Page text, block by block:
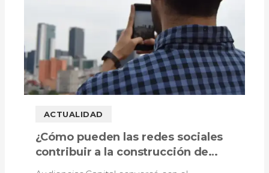
ACTUALIDAD
¿Cómo pueden las redes sociales
contribuir a la construcción de